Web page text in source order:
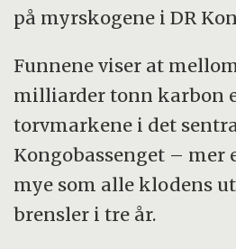
på myrskogene i DR
Funnene viser at
milliarder tonn karbon
torvmarkene i det
Kongobassenget –
mye som alle klodens
brensler i tre år.